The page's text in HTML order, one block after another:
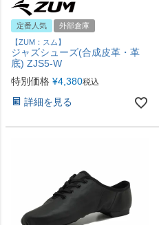
定番人気
外部倉庫
【ZUM：スム】
ジャズシューズ(合成皮革・革
底) ZJS5-W
特別価格 ¥4,380税込
詳細を見る